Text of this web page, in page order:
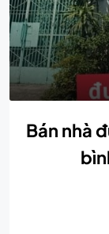
Bán nhà